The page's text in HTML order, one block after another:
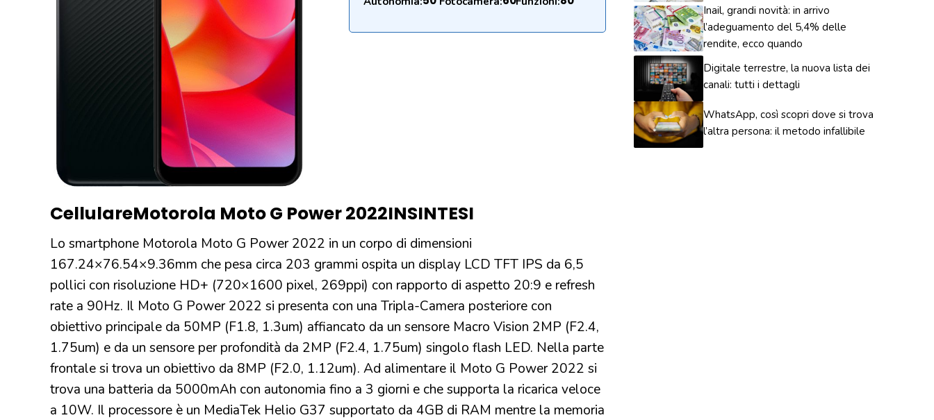
CellulareMotorola Moto G Power 2022INSINTESI
Lo smartphone Motorola Moto G Power 2022 in un corpo di dimensioni
167.24×76.54×9.36mm che pesa circa 203 grammi ospita un display LCD TFT IPS da 6,5
pollici con risoluzione HD+ (720×1600 pixel, 269ppi) con rapporto di aspetto 20:9 e refresh
rate a 90Hz. Il Moto G Power 2022 si presenta con una Tripla-Camera posteriore con
obiettivo principale da 50MP (F1.8, 1.3um) affiancato da un sensore Macro Vision 2MP (F2.4,
1.75um) e da un sensore per profondità da 2MP (F2.4, 1.75um) singolo flash LED. Nella parte
frontale si trova un obiettivo da 8MP (F2.0, 1.12um). Ad alimentare il Moto G Power 2022 si
trova una batteria da 5000mAh con autonomia fino a 3 giorni e che supporta la ricarica veloce
a 10W. Il processore è un MediaTek Helio G37 supportato da 4GB di RAM mentre la memoria
Inail, grandi novità: in arrivo
l’adeguamento del 5,4% delle
rendite, ecco quando
Digitale terrestre, la nuova lista dei
canali: tutti i dettagli
WhatsApp, così scopri dove si trova
l’altra persona: il metodo infallibile